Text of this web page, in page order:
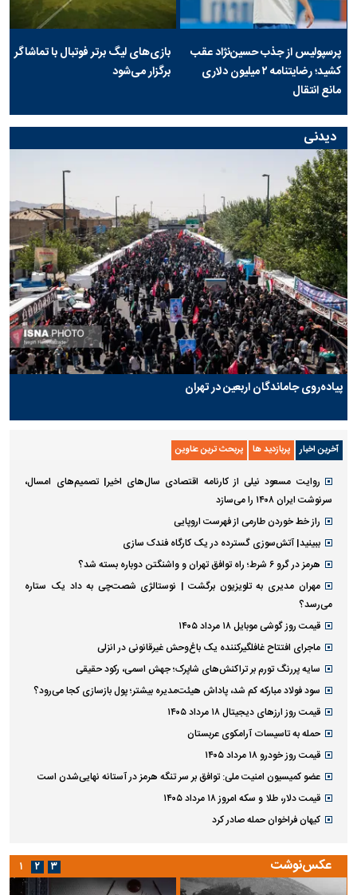
پرسپولیس از جذب حسین‌نژاد عقب
کشید؛ رضایتنامه ۲ میلیون دلاری
مانع انتقال
بازی‌های لیگ برتر فوتبال با تماشاگر
برگزار می‌شود
دیدنی
پیاده‌روی جاماندگان اربعین در تهران
آخرین اخبار پربازدید ها پربحث ترین عناوین
روایت مسعود نیلی از کارنامه اقتصادی سال‌های اخیر| تصمیم‌های امسال،
سرنوشت ایران ۱۴۰۸ را می‌سازد
راز خط خوردن طارمی از فهرست اروپایی
ببینید| آتش‌سوزی گسترده در یک کارگاه فندک سازی
هرمز در گرو ۶ شرط؛ راه توافق تهران و واشنگتن دوباره بسته شد؟
مهران مدیری به تلویزیون برگشت | نوستالژی شصت‌چی به داد یک ستاره
می‌رسد؟
قیمت روز گوشی موبایل ۱۸ مرداد ۱۴۰۵
ماجرای افتتاح غافلگیرکننده یک باغ‌وحش غیرقانونی در انزلی
سایه پررنگ تورم بر تراکنش‌های شاپرک؛ جهش اسمی، رکود حقیقی
سود فولاد مبارکه کم شد، پاداش هیئت‌مدیره بیشتر؛ پول بازسازی کجا می‌رود؟
قیمت روز ارز‌های دیجیتال ۱۸ مرداد ۱۴۰۵
حمله به تاسیسات آرامکوی عربستان
قیمت روز خودرو ۱۸ مرداد ۱۴۰۵
عضو کمیسیون امنیت ملی: توافق بر سر تنگه هرمز در آستانه نهایی‌شدن است
قیمت دلار، طلا و سکه امروز ۱۸ مرداد ۱۴۰۵
کیهان فراخوان حمله صادر کرد
عکس‌نوشت ۱ ۲ ۳